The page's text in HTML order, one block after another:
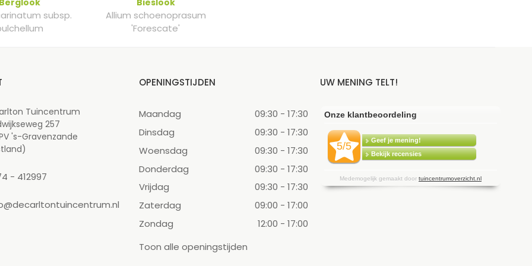
Berglook
subsp.
Bieslook
Allium schoenoprasum
'Forescate'
Tuincentrum
257
's-Gravenzande
- 412997
OPENINGSTIJDEN
Maandag
09:30 - 17:30
Dinsdag
09:30 - 17:30
Woensdag
09:30 - 17:30
Donderdag
09:30 - 17:30
Vrijdag
09:30 - 17:30
Zaterdag
09:00 - 17:00
Zondag
12:00 - 17:00
Toon alle openingstijden
UW MENING TELT!